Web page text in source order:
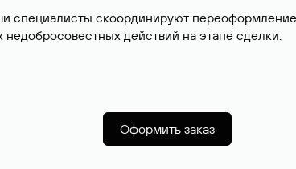
специалисты скоординируют
действий на этапе сделки.
Оформить заказ